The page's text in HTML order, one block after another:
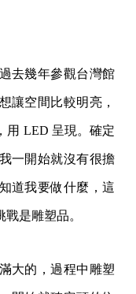
去幾年參觀台灣館
讓空間比較明亮，
用 LED 呈現。確定
一開始就沒有很擔
道我要做什麼，這
是雕塑品。
大的，過程中雕塑